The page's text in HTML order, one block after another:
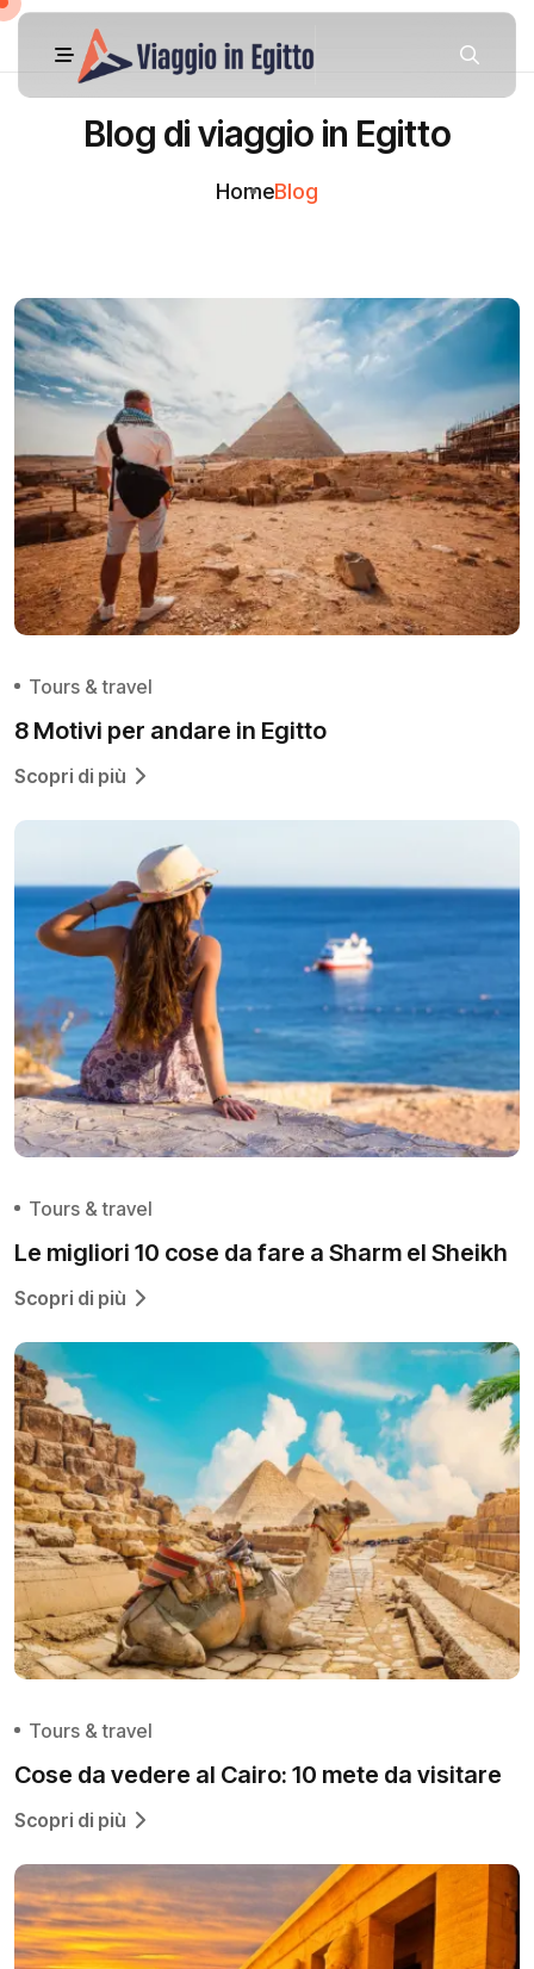
Blog di viaggio in Egitto
HomeBlog
Tours & travel
8 Motivi per andare in Egitto
Scopri di più
Tours & travel
Le migliori 10 cose da fare a Sharm el Sheikh
Scopri di più
Tours & travel
Cose da vedere al Cairo: 10 mete da visitare
Scopri di più